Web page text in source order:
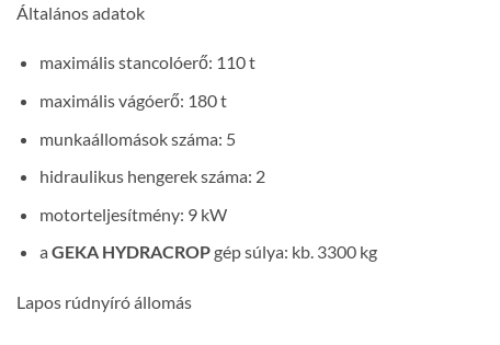
Általános adatok
maximális stancolóerő: 110 t
maximális vágóerő: 180 t
munkaállomások száma: 5
hidraulikus hengerek száma: 2
motorteljesítmény: 9 kW
a GEKA HYDRACROPgép súlya: kb. 3300 kg
Lapos rúdnyíró állomás